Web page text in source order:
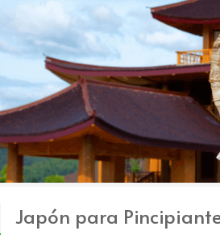
Japón para